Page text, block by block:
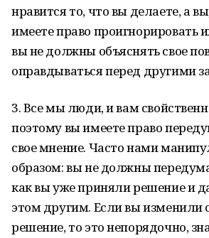
нравится то, что вы делаете, а
имеете право проигнорировать
вы не должны объяснять свое
оправдываться перед другими
3. Все мы люди, и вам
поэтому вы имеете право
свое мнение. Часто нами
образом: вы не должны
как вы уже приняли решение и
этом другим. Если вы изменили
решение, то это непорядочно,